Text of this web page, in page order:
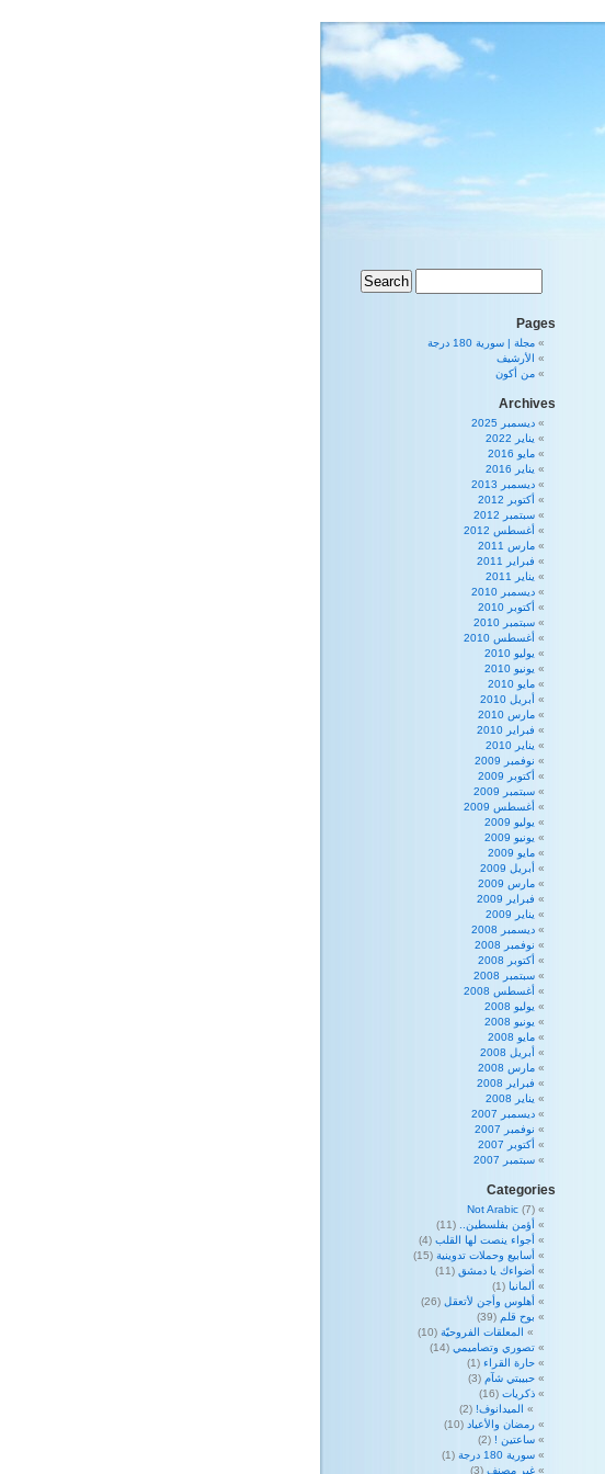
Pages
مجلة | سورية 180 درجة
الأرشيف
من أكون
Archives
ديسمبر 2025
يناير 2022
مايو 2016
يناير 2016
ديسمبر 2013
أكتوبر 2012
سبتمبر 2012
أغسطس 2012
مارس 2011
فبراير 2011
يناير 2011
ديسمبر 2010
أكتوبر 2010
سبتمبر 2010
أغسطس 2010
يوليو 2010
يونيو 2010
مايو 2010
أبريل 2010
مارس 2010
فبراير 2010
يناير 2010
نوفمبر 2009
أكتوبر 2009
سبتمبر 2009
أغسطس 2009
يوليو 2009
يونيو 2009
مايو 2009
أبريل 2009
مارس 2009
فبراير 2009
يناير 2009
ديسمبر 2008
نوفمبر 2008
أكتوبر 2008
سبتمبر 2008
أغسطس 2008
يوليو 2008
يونيو 2008
مايو 2008
أبريل 2008
مارس 2008
فبراير 2008
يناير 2008
ديسمبر 2007
نوفمبر 2007
أكتوبر 2007
سبتمبر 2007
Categories
Not Arabic (7)
أؤمن بفلسطين..
(11)
أجواء ينصت لها القلب (4)
أسابيع وحملات تدوينية (15)
أضواءك يا دمشق (11)
ألمانيا (1)
أهلوس وأجن لأتعقل (26)
بوح قلم (39)
المعلقات الفروحيّة (10)
تصوري وتصاميمي (14)
حارة القراء (1)
حبيبتي شآم (3)
ذكريات (16)
الميدانوف! (2)
رمضان والأعياد (10)
ساعتين ! (2)
سورية 180 درجة
(1)
غير مصنف (3)